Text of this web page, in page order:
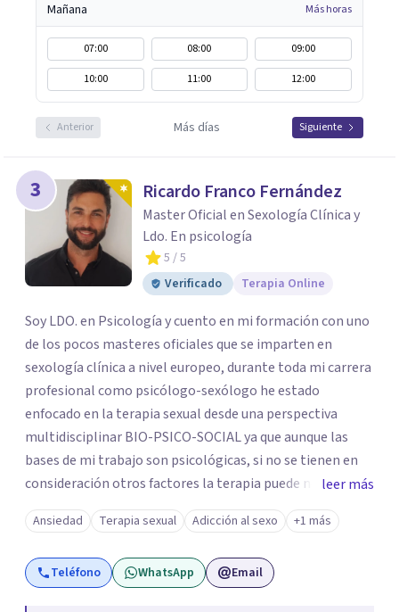
Mañana Más horas
07:00 08:00
09:00
10:00
11:00 12:00
Anterior Más días Siguiente
3 Ricardo Franco Fernández
Master Oficial en Sexología Clínica y
Ldo. En psicología
5 / 5
Verificado
Terapia Online
Soy LDO. en Psicología y cuento en mi formación con uno
de los pocos masteres oficiales que se imparten en
sexología clínica a nivel europeo, durante toda mi carrera
profesional como psicólogo-sexólogo he estado
enfocado en la terapia sexual desde una perspectiva
multidisciplinar BIO-PSICO-SOCIAL ya que aunque las
bases de mi trabajo son psicológicas, si no se tienen en
consideración otros factores la terapia puede no
funcionar al tener una visión demasiado simplista,
excluyendo de antemano otros factores que pueden
influir. Mi intención es ayudar para conseguir una mejora
global de tu sexualidad, considerando cada caso como
leer más
Ansiedad Terapia sexual Adicción al sexo +1 más
Teléfono WhatsApp Email